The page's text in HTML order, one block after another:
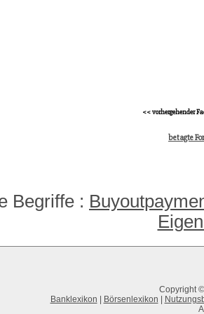
<< vorhergehender
betagte
Begriffe :
Copyright
Banklexikon
Börsenlexikon